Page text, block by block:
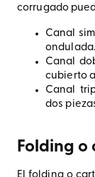
corrugado
Canal
ondulada.
Canal
cubierto
Canal
dos
Folding